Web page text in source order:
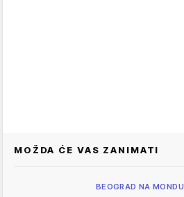
MOŽDA ĆE VAS ZANIMATI
BEOGRAD NA MONDU